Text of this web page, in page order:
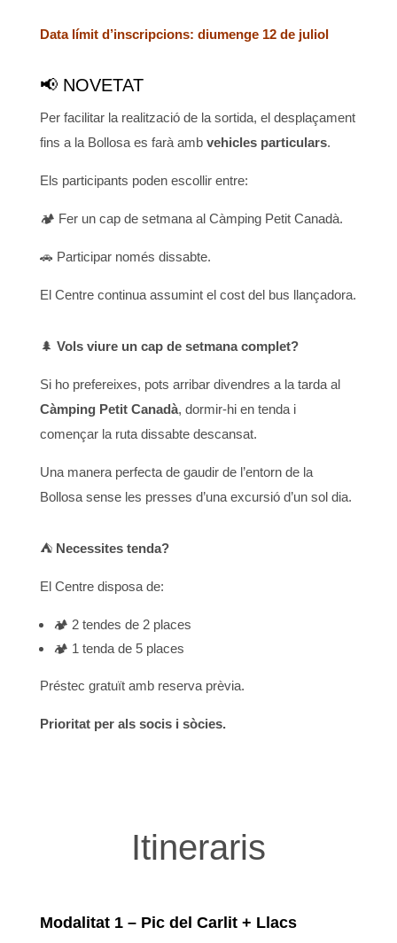
Data límit d’inscripcions: diumenge 12 de juliol
📢 NOVETAT
Per facilitar la realització de la sortida, el desplaçament
fins a la Bollosa es farà amb vehicles particulars.
Els participants poden escollir entre:
🏕️ Fer un cap de setmana al Càmping Petit Canadà.
🚗 Participar només dissabte.
El Centre continua assumint el cost del bus llançadora.
🌲 Vols viure un cap de setmana complet?
Si ho prefereixes, pots arribar divendres a la tarda al
Càmping Petit Canadà, dormir-hi en tenda i
començar la ruta dissabte descansat.
Una manera perfecta de gaudir de l’entorn de la
Bollosa sense les presses d’una excursió d’un sol dia.
⛺ Necessites tenda?
El Centre disposa de:
🏕️ 2 tendes de 2 places
🏕️ 1 tenda de 5 places
Préstec gratuït amb reserva prèvia.
Prioritat per als socis i sòcies.
Itineraris
Modalitat 1 – Pic del Carlit + Llacs